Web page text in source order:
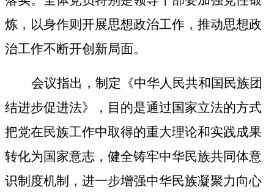
炼，以身作则开展思想政治工作，推动思想政
治工作不断开创新局面。
会议指出，制定《中华人民共和国民族团
结进步促进法》，目的是通过国家立法的方式
把党在民族工作中取得的重大理论和实践成果
转化为国家意志，健全铸牢中华民族共同体意
识制度机制，进一步增强中华民族凝聚力向心